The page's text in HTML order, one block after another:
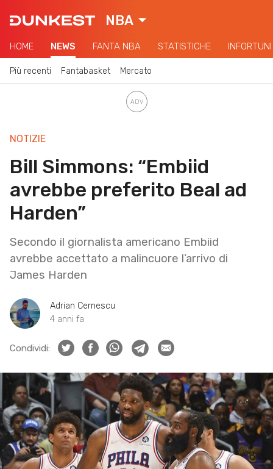
NBA
HOME NEWS FANTA NBA STATISTICHE INFORTUNI
Più recenti Fantabasket Mercato
NOTIZIE
Bill Simmons: “Embiid
avrebbe preferito Beal ad
Harden”
Secondo il giornalista americano Embiid
avrebbe accettato a malincuore l’arrivo di
James Harden
Adrian Cernescu
4 anni fa
Condividi: